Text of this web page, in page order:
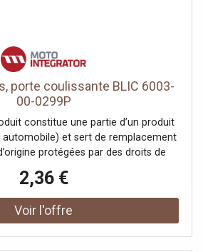
porte coulissante BLIC 6003-
00-0299P
constitue une partie d’un produit
et sert de remplacement
protégées par des droits de
à ce que ni lui-même ni ses autres
contractuels n’utilisent les pièces
fins que exclusivement pour la
complexe, ni ne les emploient
2,36 €